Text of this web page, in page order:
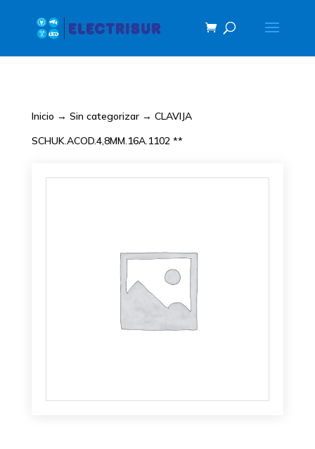
Inicio → Sin categorizar→ CLAVIJA
SCHUK.ACOD.4,8MM.16A.1102 **